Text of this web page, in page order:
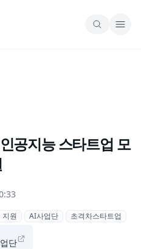
공지능 스타트업 모
지원 AI사업단 초격차스타트업
단